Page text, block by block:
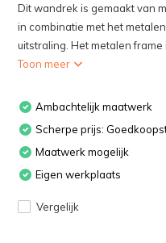
Dit wandrek is gemaakt van
in combinatie met het
uitstraling. Het metalen frame
Toon meer
Ambachtelijk maatwerk
Scherpe prijs:
Maatwerk mogelijk
Eigen werkplaats
Vergelijk